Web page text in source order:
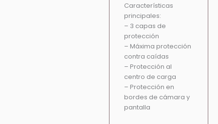
Características
principales:
– 3 capas de
protección
– Máxima protección
contra caídas
– Protección al
centro de carga
– Protección en
bordes de cámara y
pantalla